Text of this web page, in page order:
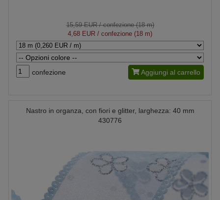
15,59 EUR/ confezione (18 m)
4,68 EUR / confezione (18 m)
confezione Aggiungi al carrello
Nastro in organza, con fiori e glitter, larghezza: 40 mm
430776